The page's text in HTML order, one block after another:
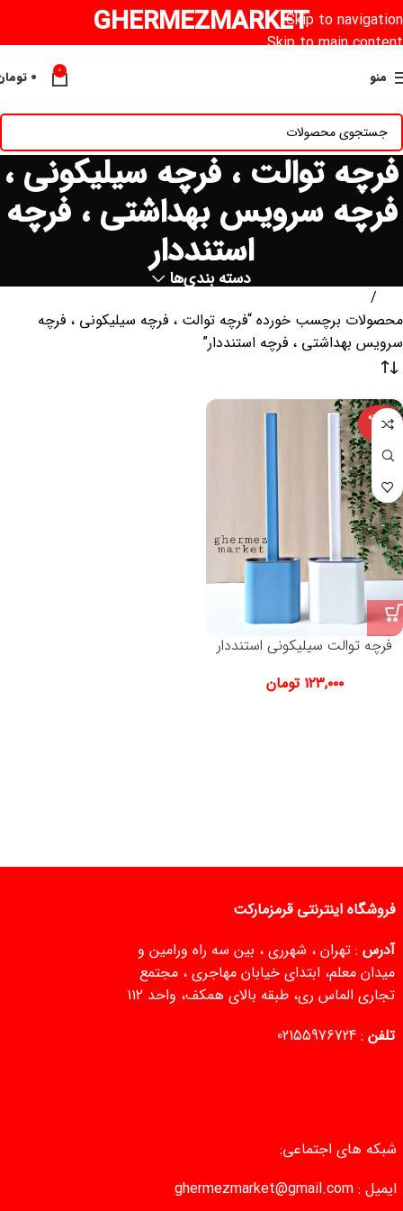
Skip to navigation
Skip to main content
GHERMEZMARKET
منو 0 ۰
فرچه توالت ، فرچه سیلیکونی ،
فرچه سرویس بهداشتی ، فرچه
استنددار
دسته بندی‌ها
محصولات برچسب خورده “فرچه توالت ، فرچه سیلیکونی ، فرچه
سرویس بهداشتی ، فرچه استنددار”
فروخته
شده
فرچه توالت سیلیکونی استنددار
۱۲۳,۰۰۰ تومان
فروشگاه اینترنتی قرمزمارکت
آدرس : تهران ، شهرری ، بین سه راه ورامین و
میدان معلم، ابتدای خیابان مهاجری ، مجتمع
تجاری الماس ری، طبقه بالای همکف، واحد ۱۱۲
تلفن :
02155976724
شبکه های اجتماعی:
ایمیل : ghermezmarket@gmail.com